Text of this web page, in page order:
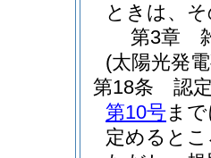
ときは、
第3章
(太陽光発
第18条
認
第10号ま
定めると